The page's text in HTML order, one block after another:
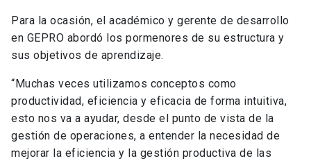
Para la ocasión, el académico y gerente de desarrollo
en GEPRO abordó los pormenores de su estructura y
sus objetivos de aprendizaje.
“Muchas veces utilizamos conceptos como
productividad, eficiencia y eficacia de forma intuitiva,
esto nos va a ayudar, desde el punto de vista de la
gestión de operaciones, a entender la necesidad de
mejorar la eficiencia y la gestión productiva de las